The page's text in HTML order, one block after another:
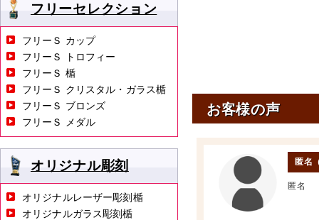
お客様の声
匿名
匿名
フリーセレクション
フリーＳ カップ
フリーＳ トロフィー
フリーＳ 楯
フリーＳ クリスタル・ガラス楯
フリーＳ ブロンズ
フリーＳ メダル
オリジナル彫刻
オリジナルレーザー彫刻楯
オリジナルガラス彫刻楯